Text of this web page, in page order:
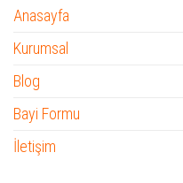
Anasayfa
Kurumsal
Blog
Bayi Formu
İletişim